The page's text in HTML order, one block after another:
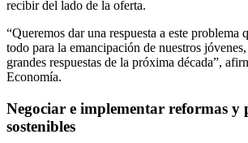
recibir del lado de la oferta.
“Queremos dar una respuesta a este problema
todo para la emancipación de nuestros
grandes respuestas de la próxima década”,
Economía.
Negociar e implementar reformas y
sostenibles